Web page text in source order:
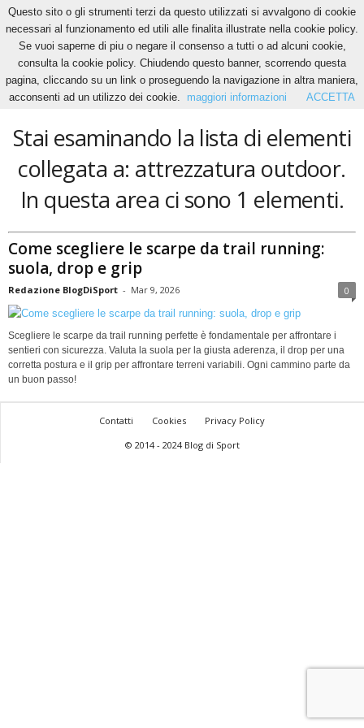
Home Tags Attrezzatura outdoor
attrezzatura outdoor
Stai esaminando la lista di elementi
collegata a: attrezzatura outdoor.
In questa area ci sono 1 elementi.
Come scegliere le scarpe da trail running:
suola, drop e grip
Redazione BlogDiSport - Mar 9, 2026 0
Scegliere le scarpe da trail running perfette è fondamentale per affrontare i
sentieri con sicurezza. Valuta la suola per la giusta aderenza, il drop per una
corretta postura e il grip per affrontare terreni variabili. Ogni cammino parte da
un buon passo!
Contatti Cookies
Privacy Policy
© 2014 - 2024 Blog di Sport
Questo sito o gli strumenti terzi da questo utilizzati si avvalgono di cookie
necessari al funzionamento ed utili alle finalita illustrate nella cookie policy.
Se vuoi saperne di piu o negare il consenso a tutti o ad alcuni cookie,
consulta la cookie policy. Chiudendo questo banner, scorrendo questa
pagina, cliccando su un link o proseguendo la navigazione in altra maniera,
acconsenti ad un utilizzo dei cookie.
maggiori informazioni ACCETTA